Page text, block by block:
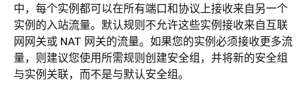
中，每个实例都可以在所有端口和协议上接收来自另一个
实例的入站流量。默认规则不允许这些实例接收来自互联
网网关或 NAT 网关的流量。如果您的实例必须接收更多流
量，则建议您使用所需规则创建安全组，并将新的安全组
与实例关联，而不是与默认安全组。